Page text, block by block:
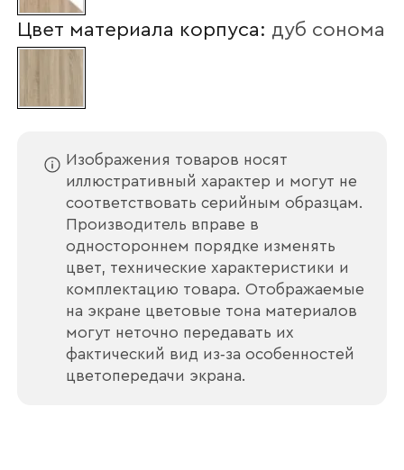
Цвет материала корпуса: дуб сонома
Изображения товаров носят
иллюстративный характер и могут не
соответствовать серийным образцам.
Производитель вправе в
одностороннем порядке изменять
цвет, технические характеристики и
комплектацию товара. Отображаемые
на экране цветовые тона материалов
могут неточно передавать их
фактический вид из‑за особенностей
цветопередачи экрана.